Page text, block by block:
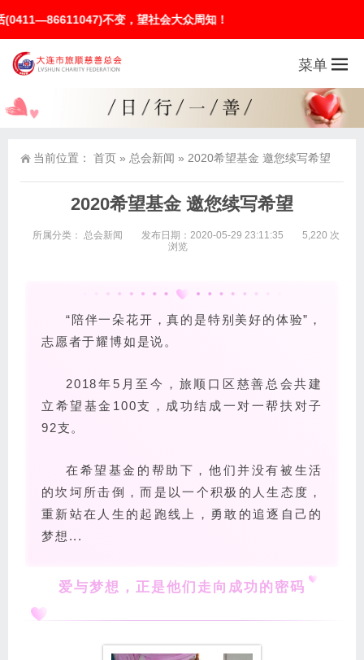
不变，望社会大众周知！
菜单
当前位置： 首页 » 总会新闻 » 2020希望基金 邀您续写希望
2020希望基金 邀您续写希望
所属分类： 总会新闻 发布日期：2020-05-29 23:11:35
5,220 次
浏览
“陪伴一朵花开，真的是特别美好的体验”，
志愿者于耀博如是说。
2018年5月至今，旅顺口区慈善总会共建
立希望基金100支，成功结成一对一帮扶对子
92支。
在希望基金的帮助下，他们并没有被生活
的坎坷所击倒，而是以一个积极的人生态度，
重新站在人生的起跑线上，勇敢的追逐自己的
梦想...
爱与梦想，正是他们走向成功的密码